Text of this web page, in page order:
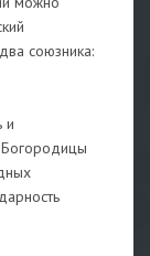
союзника:
и